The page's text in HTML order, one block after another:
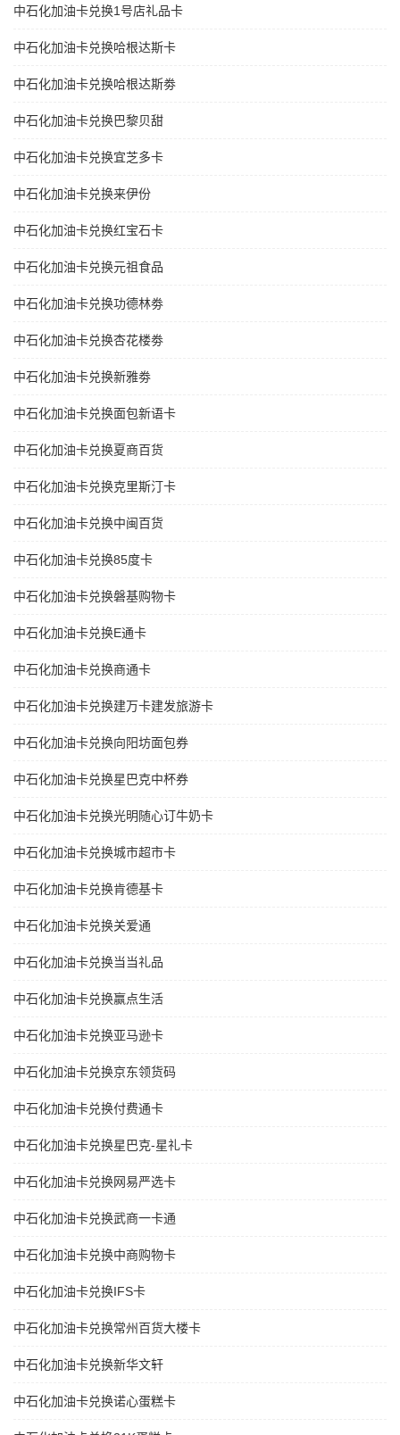
中石化加油卡兑换1号店礼品卡
中石化加油卡兑换哈根达斯卡
中石化加油卡兑换哈根达斯劵
中石化加油卡兑换巴黎贝甜
中石化加油卡兑换宜芝多卡
中石化加油卡兑换来伊份
中石化加油卡兑换红宝石卡
中石化加油卡兑换元祖食品
中石化加油卡兑换功德林劵
中石化加油卡兑换杏花楼劵
中石化加油卡兑换新雅劵
中石化加油卡兑换面包新语卡
中石化加油卡兑换夏商百货
中石化加油卡兑换克里斯汀卡
中石化加油卡兑换中闽百货
中石化加油卡兑换85度卡
中石化加油卡兑换磐基购物卡
中石化加油卡兑换E通卡
中石化加油卡兑换商通卡
中石化加油卡兑换建万卡建发旅游卡
中石化加油卡兑换向阳坊面包券
中石化加油卡兑换星巴克中杯券
中石化加油卡兑换光明随心订牛奶卡
中石化加油卡兑换城市超市卡
中石化加油卡兑换肯德基卡
中石化加油卡兑换关爱通
中石化加油卡兑换当当礼品
中石化加油卡兑换赢点生活
中石化加油卡兑换亚马逊卡
中石化加油卡兑换京东领货码
中石化加油卡兑换付费通卡
中石化加油卡兑换星巴克-星礼卡
中石化加油卡兑换网易严选卡
中石化加油卡兑换武商一卡通
中石化加油卡兑换中商购物卡
中石化加油卡兑换IFS卡
中石化加油卡兑换常州百货大楼卡
中石化加油卡兑换新华文轩
中石化加油卡兑换诺心蛋糕卡